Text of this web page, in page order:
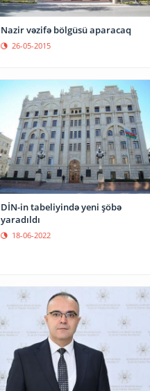
Nazir vəzifə bölgüsü aparacaq
26-05-2015
DİN-in tabeliyində yeni şöbə
yaradıldı
18-06-2022